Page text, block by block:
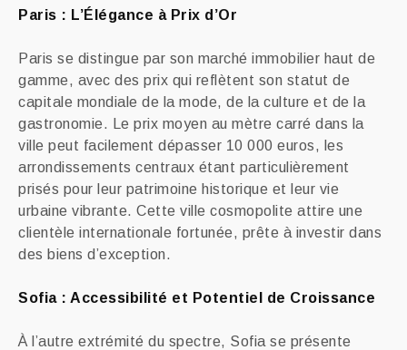
Paris : L’Élégance à Prix d’Or
Paris se distingue par son marché immobilier haut de
gamme, avec des prix qui reflètent son statut de
capitale mondiale de la mode, de la culture et de la
gastronomie. Le prix moyen au mètre carré dans la
ville peut facilement dépasser 10 000 euros, les
arrondissements centraux étant particulièrement
prisés pour leur patrimoine historique et leur vie
urbaine vibrante. Cette ville cosmopolite attire une
clientèle internationale fortunée, prête à investir dans
des biens d’exception.
Sofia : Accessibilité et Potentiel de Croissance
À l’autre extrémité du spectre, Sofia se présente